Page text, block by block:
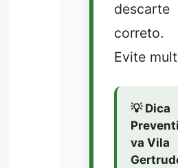
descarte
correto.
Evite
💡 Dica
Preventi
va Vila